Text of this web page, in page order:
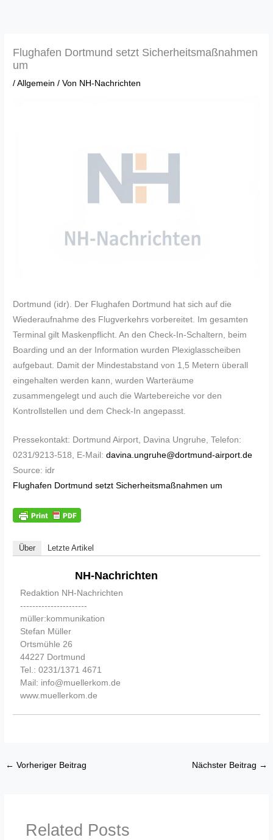
Flughafen Dortmund setzt Sicherheitsmaßnahmen
um
/Allgemein / Von NH-Nachrichten
Dortmund (idr). Der Flughafen Dortmund hat sich auf die
Wiederaufnahme des Flugverkehrs vorbereitet. Im gesamten
Terminal gilt Maskenpflicht. An den Check-In-Schaltern, beim
Boarding und an der Information wurden Plexiglasscheiben
aufgebaut. Damit der Mindestabstand von 1,5 Metern überall
eingehalten werden kann, wurden Warteräume
zusammengelegt und auch die Wartebereiche vor den
Kontrollstellen und dem Check-In angepasst.
Pressekontakt: Dortmund Airport, Davina Ungruhe, Telefon:
0231/9213-518, E-Mail:davina.ungruhe@dortmund-airport.de
Source: idr
Flughafen Dortmund setzt Sicherheitsmaßnahmen um
Über Letzte Artikel
NH-Nachrichten
Redaktion NH-Nachrichten
----------------------
müller:kommunikation
Stefan Müller
Ortsmühle 26
44227 Dortmund
Tel.: 0231/1371 4671
Mail: info@muellerkom.de
www.muellerkom.de
← Vorheriger Beitrag Nächster Beitrag →
Related Posts